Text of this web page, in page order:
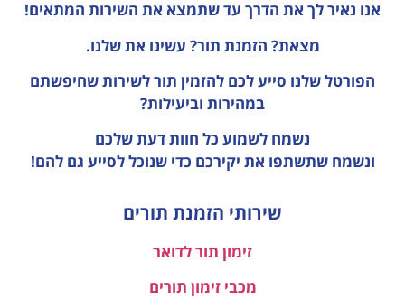
אנו נאיר לך את הדרך עד שתמצא את השירות המתאים!
מצאת? הזמנת תור? עשינו את שלנו.
הפורטל שלנו סייע לכם להזמין תור לשירות שחיפשתם
במהירות וביעילות?
נשמח לשמוע כל חוות דעתשלכם
ונשמח שתשתפו את יקירכם כדי שנוכל לסייע גם להם!
שירותי הזמנת תורים
זימון תור לדואר
מכבי זימון תורים